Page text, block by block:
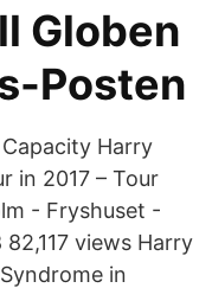
Globen
Posten
Harry
in 2017 – Tour
- Fryshuset -
views Harry
in